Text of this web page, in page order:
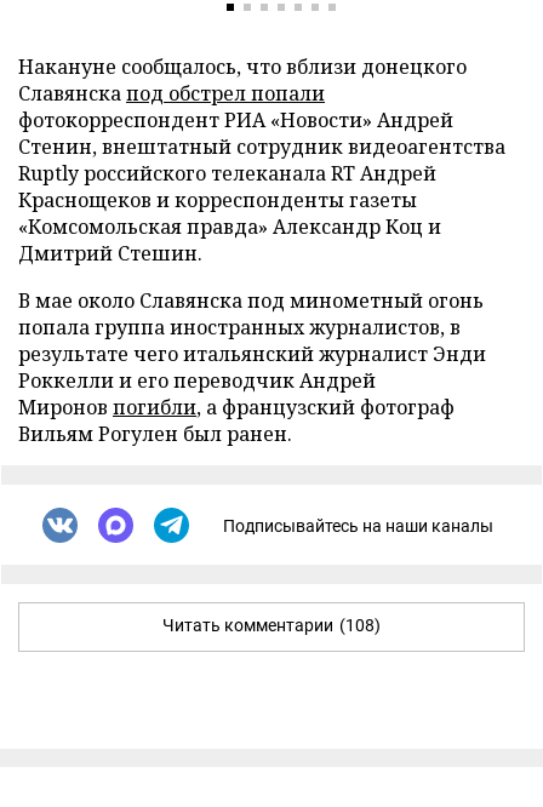
Накануне сообщалось, что вблизи донецкого
Славянскапод обстрел попали
фотокорреспондент РИА «Новости» Андрей
Стенин, внештатный сотрудник видеоагентства
Ruptly российского телеканала RT Андрей
Краснощеков и корреспонденты газеты
«Комсомольская правда» Александр Коц и
Дмитрий Стешин.
В мае около Славянска под минометный огонь
попала группа иностранных журналистов, в
результате чего итальянский журналист Энди
Роккелли и его переводчик Андрей
Миронов погибли, а французский фотограф
Вильям Рогулен был ранен.
Подписывайтесь на наши каналы
Читать комментарии (108)